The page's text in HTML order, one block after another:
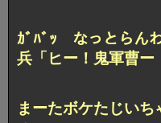
ｶﾞﾊﾞｯ なっとらんわ
兵「ヒー！鬼軍曹
まーたボケたじい